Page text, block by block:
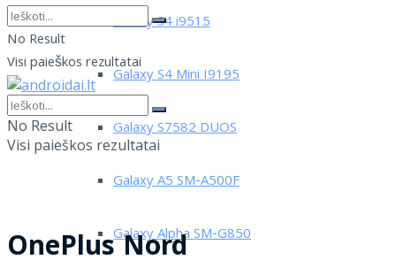
Galaxy S4 i9515
Galaxy S4 Mini I9195
Galaxy S7582 DUOS
Galaxy A5 SM-A500F
Galaxy Alpha SM-G850
No Result
Visi paieškos rezultatai
No Result
Visi paieškos rezultatai
OnePlus Nord